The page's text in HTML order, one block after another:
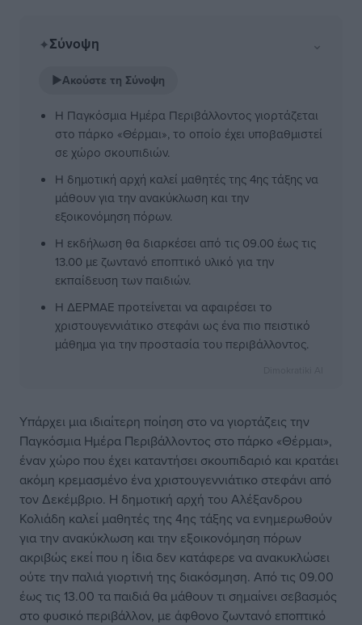
✦Σύνοψη ⌄
▶Ακούστε τη Σύνοψη
Η Παγκόσμια Ημέρα Περιβάλλοντος γιορτάζεται
στο πάρκο «Θέρμαι», το οποίο έχει υποβαθμιστεί
σε χώρο σκουπιδιών.
Η δημοτική αρχή καλεί μαθητές της 4ης τάξης να
μάθουν για την ανακύκλωση και την
εξοικονόμηση πόρων.
Η εκδήλωση θα διαρκέσει από τις 09.00 έως τις
13.00 με ζωντανό εποπτικό υλικό για την
εκπαίδευση των παιδιών.
Η ΔΕΡΜΑΕ προτείνεται να αφαιρέσει το
χριστουγεννιάτικο στεφάνι ως ένα πιο πειστικό
μάθημα για την προστασία του περιβάλλοντος.
Υπάρχει μια ιδιαίτερη ποίηση στο να γιορτάζεις την
Παγκόσμια Ημέρα Περιβάλλοντος στο πάρκο «Θέρμαι»,
έναν χώρο που έχει καταντήσει σκουπιδαριό και κρατάει
ακόμη κρεμασμένο ένα χριστουγεννιάτικο στεφάνι από
τον Δεκέμβριο. Η δημοτική αρχή του Αλέξανδρου
Κολιάδη καλεί μαθητές της 4ης τάξης να ενημερωθούν
για την ανακύκλωση και την εξοικονόμηση πόρων
ακριβώς εκεί που η ίδια δεν κατάφερε να ανακυκλώσει
ούτε την παλιά γιορτινή της διακόσμηση. Από τις 09.00
έως τις 13.00 τα παιδιά θα μάθουν τι σημαίνει σεβασμός
στο φυσικό περιβάλλον, με άφθονο ζωντανό εποπτικό